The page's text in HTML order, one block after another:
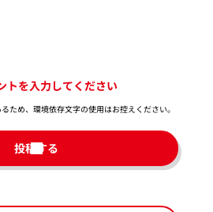
トを入力してください
ため、環境依存文字の使用はお控えください。​
投稿する